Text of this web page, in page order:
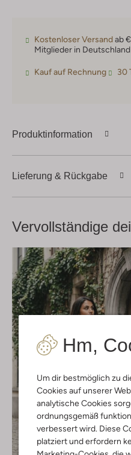
Hm,
Um dir bestmöglich zu
Cookies auf unserer
analytische Cookies
ordnungsgemäß
verbessert wird. Diese
platziert und erfordern
Kostenloser Versandab
Mitglieder in Deutschland
Kauf auf Rechnung 30
Produktinformation
Lieferung & Rückgabe
Vervollständige